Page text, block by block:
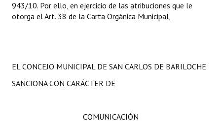
943/10. Por ello, en ejercicio de las atribuciones que le
otorga el Art. 38 de la Carta Orgánica Municipal,
EL CONCEJO MUNICIPAL DE SAN CARLOS DE BARILOCHE
SANCIONA CON CARÁCTER DE
COMUNICACIÓN